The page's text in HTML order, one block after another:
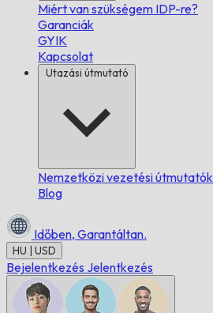
Miért van szükségem IDP-re?
Garanciák
GYIK
Kapcsolat
Utazási útmutató
Nemzetközi vezetési útmutatók
Blog
Időben, Garantáltan.
HU | USD
Bejelentkezés Jelentkezés